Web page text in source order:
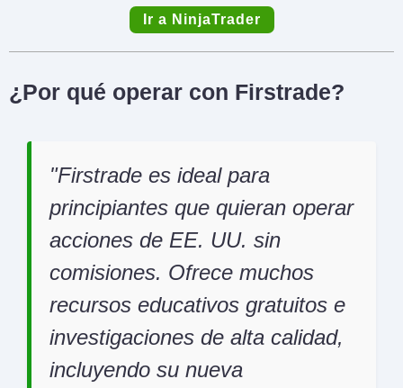
Ir a NinjaTrader
¿Por qué operar con Firstrade?
Firstrade es ideal para
principiantes que quieran operar
acciones de EE. UU. sin
comisiones. Ofrece muchos
recursos educativos gratuitos e
investigaciones de alta calidad,
incluyendo su nueva